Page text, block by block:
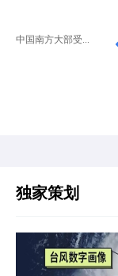
中国南方大部受...
独家策划